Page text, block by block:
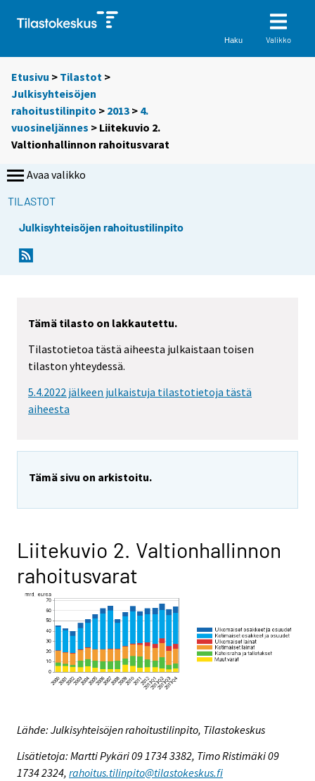
Haku Valikko
Etusivu > Tilastot >
Julkisyhteisöjen
rahoitustilinpito > 2013 > 4.
vuosineljännes > Liitekuvio 2.
Valtionhallinnon rahoitusvarat
Avaa valikko
TILASTOT
Julkisyhteisöjen rahoitustilinpito
Tämä tilasto on lakkautettu.
Tilastotietoa tästä aiheesta julkaistaan toisen
tilaston yhteydessä.
5.4.2022 jälkeen julkaistuja tilastotietoja tästä
aiheesta
Tämä sivu on arkistoitu.
Liitekuvio 2. Valtionhallinnon
rahoitusvarat
Lähde: Julkisyhteisöjen rahoitustilinpito, Tilastokeskus
Lisätietoja: Martti Pykäri 09 1734 3382, Timo Ristimäki 09
1734 2324, rahoitus.tilinpito@tilastokeskus.fi